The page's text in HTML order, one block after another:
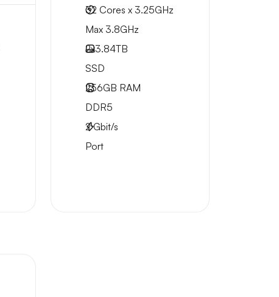
32 Cores x 3.25GHz
Max 3.8GHz
2x3.84TB
SSD
256GB RAM
DDR5
2Gbit/s
Port